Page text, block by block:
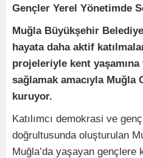
Gençler Yerel Yönetimde
Muğla Büyükşehir
hayata daha aktif
projeleriyle kent
sağlamak amacıyla Muğla
kuruyor.
Katılımcı demokrasi ve
doğrultusunda oluşturulan
Muğla’da yaşayan gençlere